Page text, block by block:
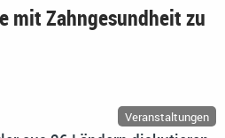
mit Zahngesundheit zu
Veranstaltungen